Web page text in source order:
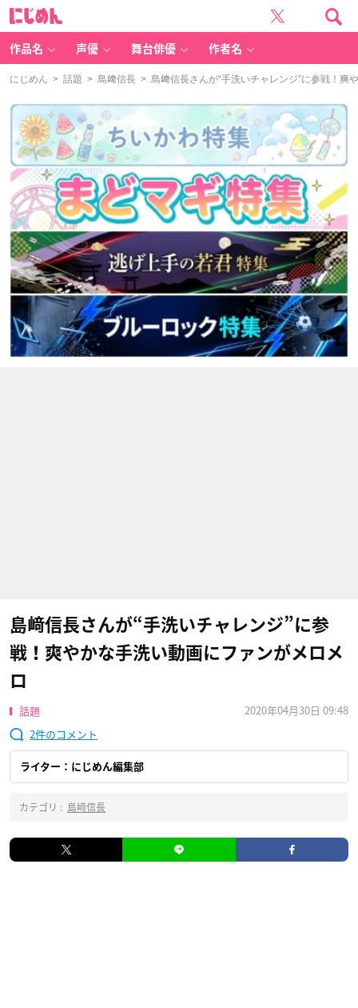
作品名 声優 舞台俳優 作者名
にじめん > 話題 > 島﨑信長 > 島﨑信長さんが“手洗いチャレンジ”に参戦！爽
島﨑信長さんが“手洗いチャレンジ”に参
戦！爽やかな手洗い動画にファンがメロメ
ロ
話題
2020年04月30日 09:48
2
ライター：にじめん編集部
カテゴリ : 島﨑信長